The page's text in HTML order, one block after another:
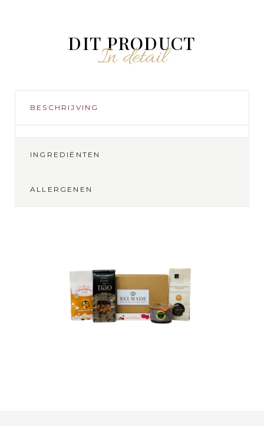
DIT PRODUCT
In detail
BESCHRIJVING
INGREDIËNTEN
ALLERGENEN